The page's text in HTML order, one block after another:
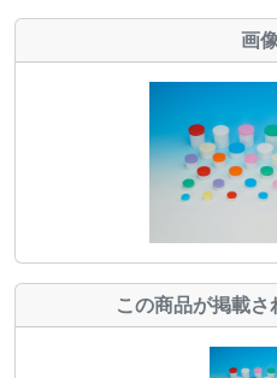
画
この商品が掲載